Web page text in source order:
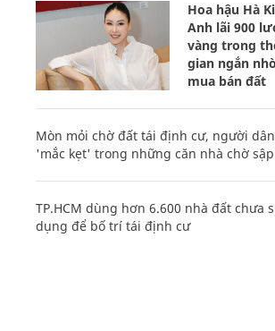
Hoa hậu Hà
Anh lãi 900
vàng trong
gian ngắn
mua bán đất
Mòn mỏi chờ đất tái định cư, người dân
'mắc kẹt' trong những căn nhà chờ sập
TP.HCM dùng hơn 6.600 nhà đất chưa
dụng để bố trí tái định cư